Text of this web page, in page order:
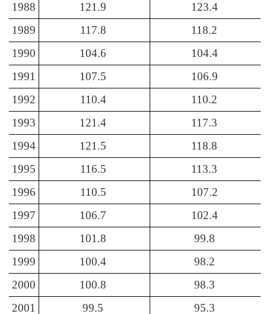
1988
121.9
123.4
1989
117.8
118.2
1990
104.6
104.4
1991
107.5
106.9
1992
110.4
110.2
1993
121.4
117.3
1994
121.5
118.8
1995
116.5
113.3
1996
110.5
107.2
1997
106.7
102.4
1998
101.8
99.8
1999
100.4
98.2
2000
100.8
98.3
2001
99.5
95.3